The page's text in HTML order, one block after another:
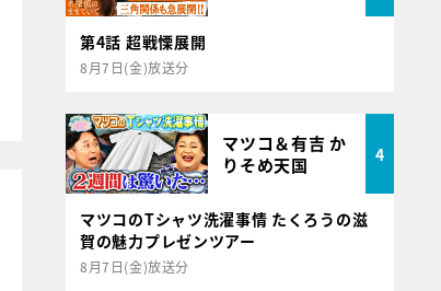
第4話 超戦慄展開
8月7日(金)放送分
マツコ＆有吉 か
りそめ天国
4
マツコのTシャツ洗濯事情 たくろうの滋
賀の魅力プレゼンツアー
8月7日(金)放送分